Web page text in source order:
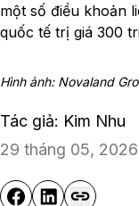
một số điều khoản
quốc tế trị giá 300
Hình ảnh: Novaland
Tác giả: Kim Nhu
29 tháng 05, 2026